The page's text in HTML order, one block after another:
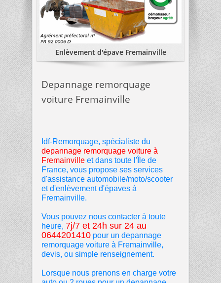
Enlèvement d'épave Fremainville
Depannage remorquage
voiture Fremainville
Idf-Remorquage, spécialiste du
depannage remorquage voiture à
Fremainville et dans toute l'Île de
France, vous propose ses services
d'assistance automobile/moto/scooter
et d'enlèvement d'épaves à
Fremainville.
Vous pouvez nous contacter à toute
heure, 7j/7 et 24h sur 24 au
0644201410 pour un depannage
remorquage voiture à Fremainville,
devis, ou simple renseignement.
Lorsque nous prenons en charge votre